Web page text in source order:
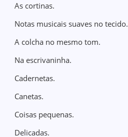
As cortinas.
Notas musicais suaves no tecido.
A colcha no mesmo tom.
Na escrivaninha.
Cadernetas.
Canetas.
Coisas pequenas.
Delicadas.